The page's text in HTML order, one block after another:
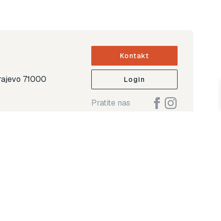
71000
Kontakt
Login
Pratite nas